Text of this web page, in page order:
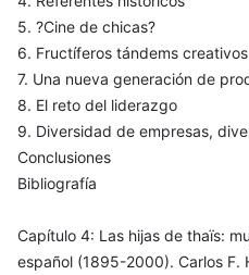
5. ?Cine de chicas?
6. Fructíferos tándems creativos
7. Una nueva generación de
8. El reto del liderazgo
9. Diversidad de empresas,
Conclusiones
Bibliografía
Capítulo 4: Las hijas de thaïs:
español (1895-2000). Carlos F.